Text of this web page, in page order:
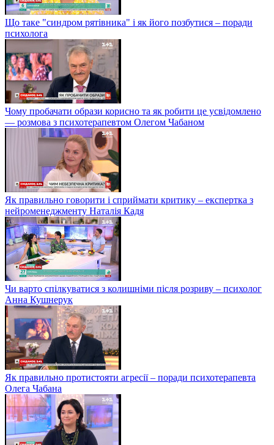
Що таке "синдром рятівника" і як його позбутися – поради
психолога
Чому пробачати образи корисно та як робити це усвідомлено
— розмова з психотерапевтом Олегом Чабаном
Як правильно говорити і сприймати критику – експертка з
нейроменеджменту Наталія Кадя
Чи варто спілкуватися з колишніми після розриву – психолог
Анна Кушнерук
Як правильно протистояти агресії – поради психотерапевта
Олега Чабана